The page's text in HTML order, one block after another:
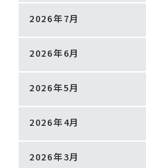
2026年7月
2026年6月
2026年5月
2026年4月
2026年3月